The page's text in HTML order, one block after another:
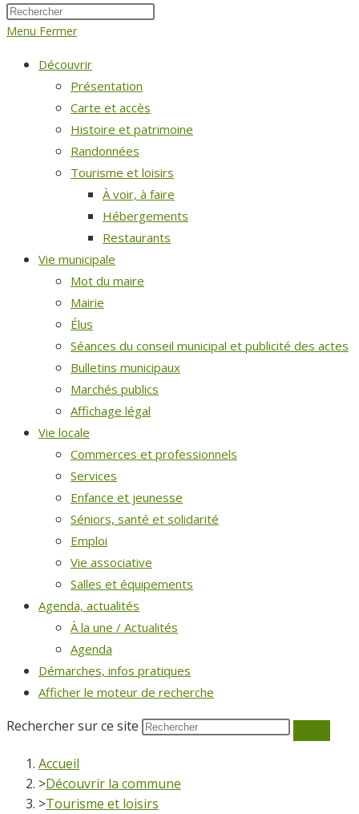
Menu Fermer
Découvrir
Présentation
Carte et accès
Histoire et patrimoine
Randonnées
Tourisme et loisirs
À voir, à faire
Hébergements
Restaurants
Vie municipale
Mot du maire
Mairie
Élus
Séances du conseil municipal et publicité des actes
Bulletins municipaux
Marchés publics
Affichage légal
Vie locale
Commerces et professionnels
Services
Enfance et jeunesse
Séniors, santé et solidarité
Emploi
Vie associative
Salles et équipements
Agenda, actualités
À la une / Actualités
Agenda
Démarches, infos pratiques
Afficher le moteur de recherche
Rechercher sur ce site
Accueil
>Découvrir la commune
>Tourisme et loisirs